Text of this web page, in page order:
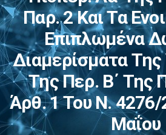
Παρ. 2 Και Τα
Επιπλωμένα
Διαμερίσματα Της
Της Περ. Β΄ Της
Άρθ. 1 Του Ν.
Μαΐου